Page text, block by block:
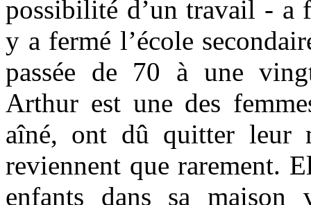
possibilité d’un travail - a
y a fermé l’école
passée de 70 à une
Arthur est une des
aîné, ont dû quitter leur
reviennent que rarement.
enfants dans sa